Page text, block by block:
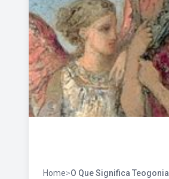
Home>O Que Significa Teogonia